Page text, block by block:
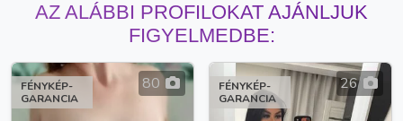
AZ ALÁBBI PROFILOKAT AJÁNLJUK
FIGYELMEDBE:
FÉNYKÉP-
GARANCIA
80
FÉNYKÉP-
GARANCIA
26